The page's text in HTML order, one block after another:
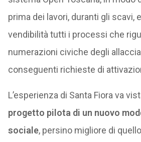
prima dei lavori, duranti gli scavi,
vendibilità tutti i processi che
numerazioni civiche degli
conseguenti richieste di
L’esperienza di Santa Fiora va
progetto pilota di un nuovo
sociale, persino migliore di